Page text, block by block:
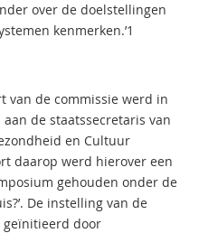
over de doelstellingen
kenmerken.’1
van de commissie werd in
aan de staatssecretaris van
en Cultuur
daarop werd hierover een
gehouden onder de
De instelling van de
geïnitieerd door